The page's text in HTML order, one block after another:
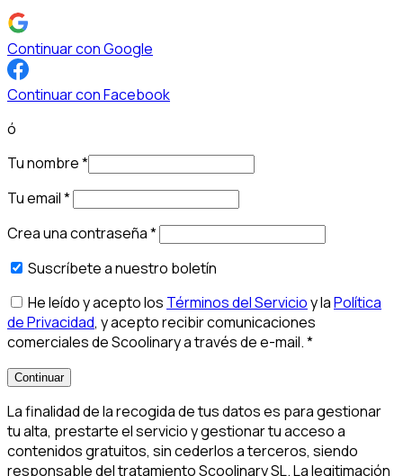
Continuar con Google
Continuar con Facebook
ó
Tu nombre*
Tu email*
Crea una contraseña*
Suscríbete a nuestro boletín
He leído y acepto los Términos del Servicioy laPolítica
de Privacidad, y acepto recibir comunicaciones
comerciales de Scoolinary a través de e-mail.*
Continuar
La finalidad de la recogida de tus datos es para gestionar
tu alta, prestarte el servicio y gestionar tu acceso a
contenidos gratuitos, sin cederlos a terceros, siendo
responsable del tratamiento Scoolinary SL. La legitimación